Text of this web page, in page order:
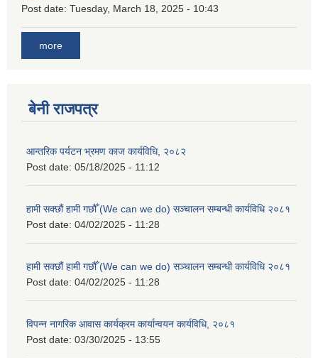
Post date: Tuesday, March 18, 2025 - 10:43
more
बेनी राजपत्र
आन्तरिक पर्यटन भ्रमण काज कार्यविधि, २०८२
Post date: 05/18/2025 - 11:12
हामी सक्छौं हामी गछौँ (We can we do) सञ्चालन सम्बन्धी कार्यविधि २०८१
Post date: 04/02/2025 - 11:28
हामी सक्छौं हामी गछौँ (We can we do) सञ्चालन सम्बन्धी कार्यविधि २०८१
Post date: 04/02/2025 - 11:28
विपन्न नागरिक आवास कार्यक्रम कार्यान्वयन कार्यविधि, २०८१
Post date: 03/30/2025 - 13:55